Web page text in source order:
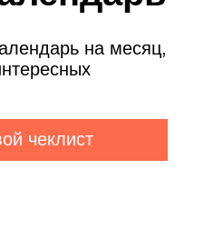
на месяц,
чеклист